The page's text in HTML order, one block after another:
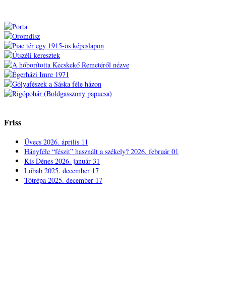
Friss
Üvecs 2026. április 11
Hányféle “fészit” használt a székely? 2026. február 01
Kis Dénes 2026. január 31
Lóbab 2025. december 17
Tótrépa 2025. december 17